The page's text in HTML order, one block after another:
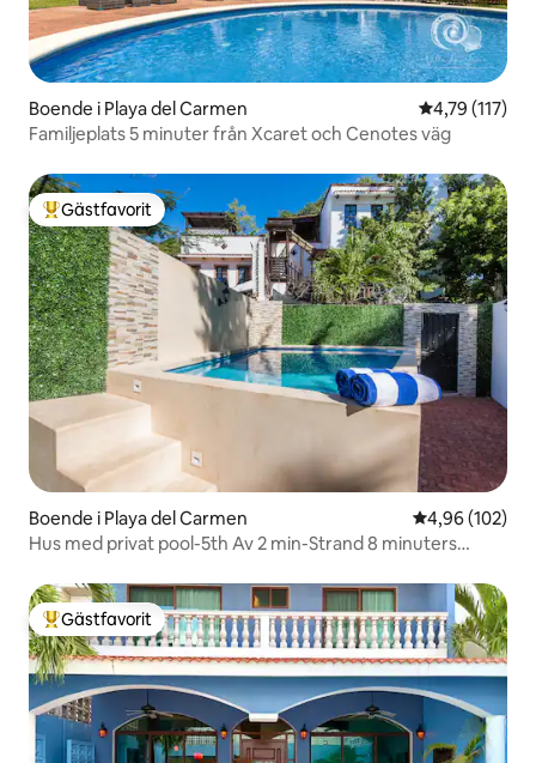
Boende i Playa del Carmen 4,79 av 5 i
4,79 (117)
Familjeplats 5 minuter från Xcaret och Cenotes väg
Populär gästfavorit
Gästfavorit
Boende i Playa del Carmen 4,96 av 5 i
4,96 (102)
Hus med privat pool-5th Av 2 min-Strand 8 minuters
Populär gästfavorit
Gästfavorit